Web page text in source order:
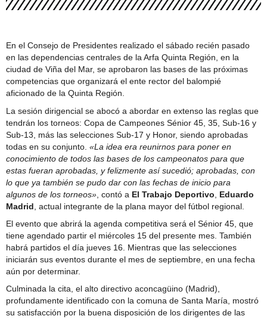
En el Consejo de Presidentes realizado el sábado recién pasado
en las dependencias centrales de la Arfa Quinta Región, en la
ciudad de Viña del Mar, se aprobaron las bases de las próximas
competencias que organizará el ente rector del balompié
aficionado de la Quinta Región.
La sesión dirigencial se abocó a abordar en extenso las reglas que
tendrán los torneos: Copa de Campeones Sénior 45, 35, Sub-16 y
Sub-13, más las selecciones Sub-17 y Honor, siendo aprobadas
todas en su conjunto. «La idea era reunirnos para poner en
conocimiento de todos las bases de los campeonatos para que
estas fueran aprobadas, y felizmente así sucedió; aprobadas, con
lo que ya también se pudo dar con las fechas de inicio para
algunos de los torneos» , contó a El Trabajo Deportivo
Eduardo
Madrid , actual integrante de la plana mayor del fútbol regional.
El evento que abrirá la agenda competitiva será el Sénior 45, que
tiene agendado partir el miércoles 15 del presente mes. También
habrá partidos el día jueves 16. Mientras que las selecciones
iniciarán sus eventos durante el mes de septiembre, en una fecha
aún por determinar.
Culminada la cita, el alto directivo aconcagüino (Madrid),
profundamente identificado con la comuna de Santa María, mostró
su satisfacción por la buena disposición de los dirigentes de las